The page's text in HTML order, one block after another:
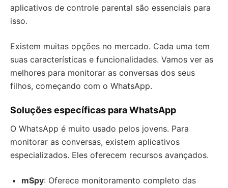
aplicativos de controle parental são essenciais para
isso.
Existem muitas opções no mercado. Cada uma tem
suas características e funcionalidades. Vamos ver as
melhores para monitorar as conversas dos seus
filhos, começando com o WhatsApp.
Soluções específicas para WhatsApp
O WhatsApp é muito usado pelos jovens. Para
monitorar as conversas, existem aplicativos
especializados. Eles oferecem recursos avançados.
mSpy: Oferece monitoramento completo das